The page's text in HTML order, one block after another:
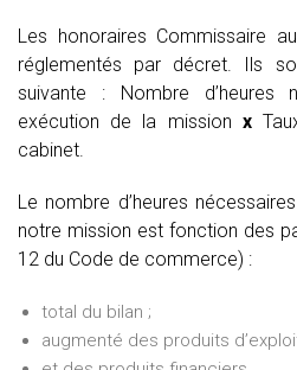
Les honoraires Commissaire
réglementés par décret. Ils
suivante :
Nombre
exécution de la mission x
cabinet.
Le nombre d’heures
notre mission est fonction des
12 du Code de commerce) :
total du bilan ;
augmenté des produits